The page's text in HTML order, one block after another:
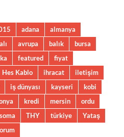
adana
almanya
avrupa balık
bursa
featured
fiyat
Hes Kablo ihracat
iletişim
iş dünyası kayseri
kobi
kredi mersin
ordu
soma THY türkiye
Yataş